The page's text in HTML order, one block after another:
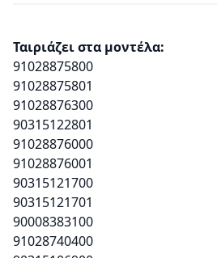
Ταιριάζει στα μοντέλα:
91028875800
91028875801
91028876300
90315122801
91028876000
91028876001
90315121700
90315121701
90008383100
91028740400